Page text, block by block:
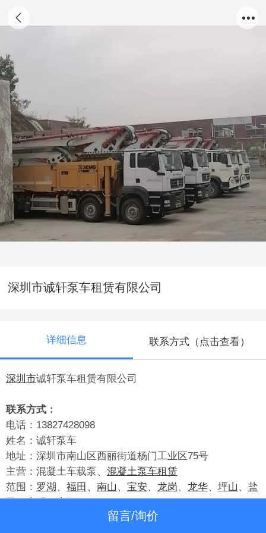
深圳市诚轩泵车租赁有限公司
详细信息 联系方式（点击查看）
深圳市诚轩泵车租赁有限公司
联系方式：
电话：13827428098
姓名：诚轩泵车
地址：深圳市南山区西丽街道杨门工业区75号
主营：混凝土车载泵、 混凝土泵车租赁
范围： 罗湖 、 福田 、 南山 、 宝安、 龙岗、 龙华、 坪山 、 盐
深圳市外地区推荐包月，欢迎来电咨询。
留言/询价